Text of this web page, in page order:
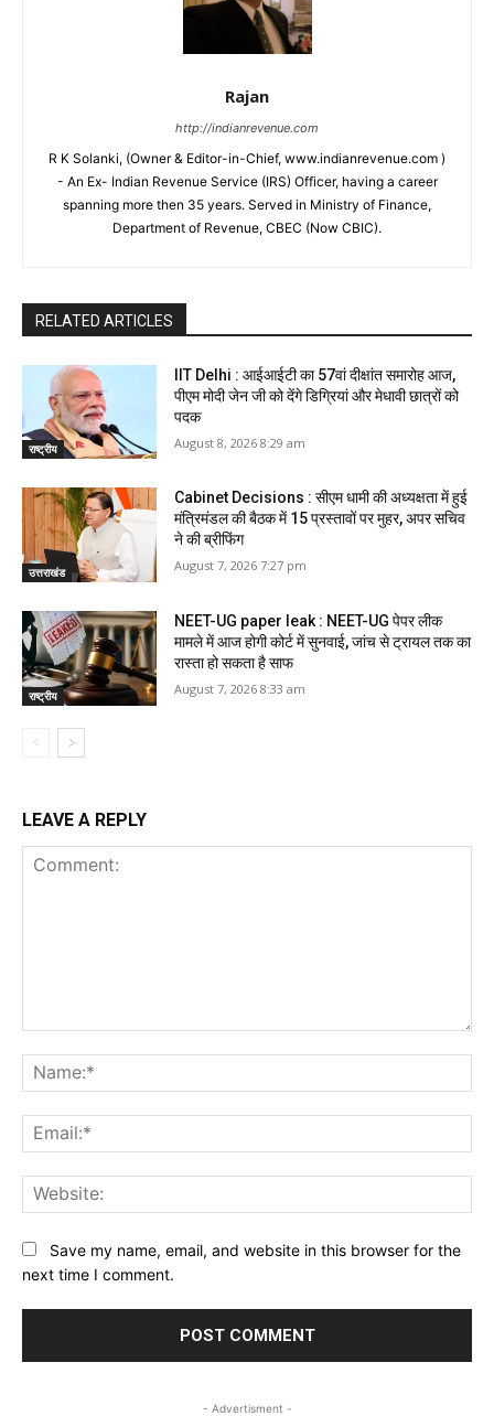
Rajan
http://indianrevenue.com
R K Solanki, (Owner & Editor-in-Chief, www.indianrevenue.com )
- An Ex- Indian Revenue Service (IRS) Officer, having a career
spanning more then 35 years. Served in Ministry of Finance,
Department of Revenue, CBEC (Now CBIC).
RELATED ARTICLES
राष्ट्रीय
IIT Delhi : आईआईटी का 57वां दीक्षांत समारोह आज,
पीएम मोदी जेन जी को देंगे डिग्रियां और मेधावी छात्रों को
पदक
August 8, 2026 8:29 am
उत्तराखंड
Cabinet Decisions : सीएम धामी की अध्यक्षता में हुई
मंत्रिमंडल की बैठक में 15 प्रस्तावों पर मुहर, अपर सचिव
ने की ब्रीफिंग
August 7, 2026 7:27 pm
राष्ट्रीय
NEET-UG paper leak : NEET-UG पेपर लीक
मामले में आज होगी कोर्ट में सुनवाई, जांच से ट्रायल तक का
रास्ता हो सकता है साफ
August 7, 2026 8:33 am
LEAVE A REPLY
Save my name, email, and website in this browser for the
next time I comment.
- Advertisment -